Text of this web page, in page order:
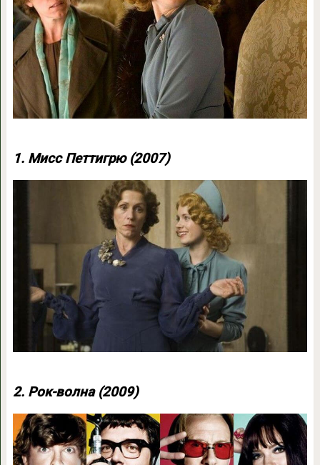
1. Мисс Петтигрю (2007)
2. Рок-волна (2009)